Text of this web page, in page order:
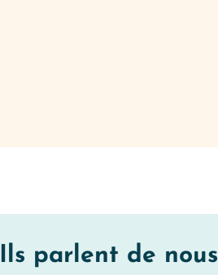
Ils parlent de nous